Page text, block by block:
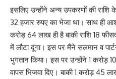
इसलिए उन्होंने अन्य उपकरणों की
32 हजार रुपए का भेजा था। साथ ही
करोड़ 64 लाख ही है बाकी राशि 18
में लौटा दूंगा। इस पर मैंने सलमान व
भुगतान किया। इस पर उन्होंने 1 करोड़
वापस भिजवा दिए। बाकी 1 करोड़ 45